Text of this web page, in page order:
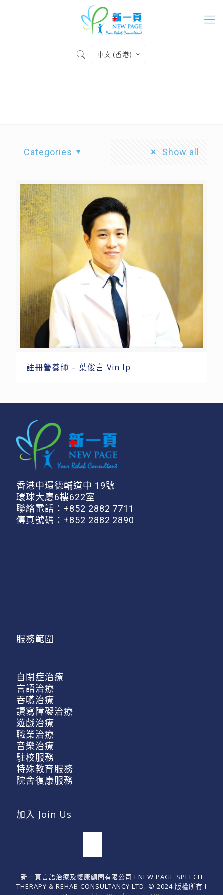
中文 (香港)
Categories Show all
註冊營養師 – 葉俊⾔ Vin Ip
香港中環德輔道中 19號
環球大廈6樓622室
聯絡電話： +852 2882 7711
傳真號碼：+852 2882 2890
服務範圍
自閉症治療
言語治療
吞嚥治療
讀寫障礙治療
遊戲治療
職業治療
音樂治療
駐校服務
特殊教育服務
院舍復康服務
加入 Join Us
新一頁言語治療及復康顧問有限公司 I NEW PAGE SPEECH
THERAPY & REHAB CONSULTANCY LTD. © 2024 版權所有 I